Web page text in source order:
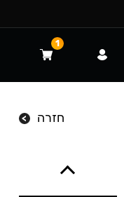
חזרה
1